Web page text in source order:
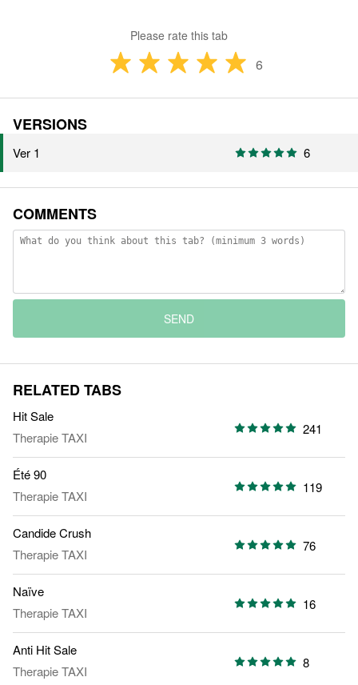
Please rate this tab
6
VERSIONS
Ver 1 6
COMMENTS
SEND
RELATED TABS
Hit Sale
Therapie TAXI
241
Été 90
Therapie TAXI
119
Candide Crush
Therapie TAXI
76
Naïve
Therapie TAXI
16
Anti Hit Sale
Therapie TAXI
8